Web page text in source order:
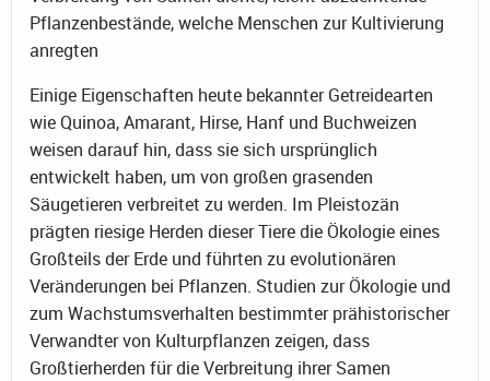
Pflanzenbestände, welche Menschen zur Kultivierung
anregten
Einige Eigenschaften heute bekannter Getreidearten
wie Quinoa, Amarant, Hirse, Hanf und Buchweizen
weisen darauf hin, dass sie sich ursprünglich
entwickelt haben, um von großen grasenden
Säugetieren verbreitet zu werden. Im Pleistozän
prägten riesige Herden dieser Tiere die Ökologie eines
Großteils der Erde und führten zu evolutionären
Veränderungen bei Pflanzen. Studien zur Ökologie und
zum Wachstumsverhalten bestimmter prähistorischer
Verwandter von Kulturpflanzen zeigen, dass
Großtierherden für die Verbreitung ihrer Samen